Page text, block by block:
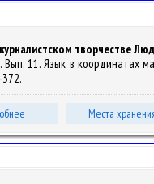
творчестве
11. Язык в координатах
Места